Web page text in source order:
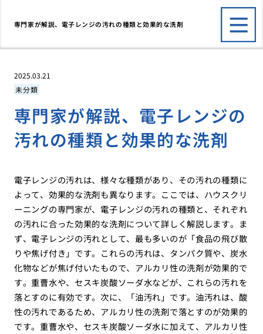
専門家が解説、電子レンジの汚れの種類と効果的な洗剤
2025.03.21
未分類
専門家が解説、電子レンジの
汚れの種類と効果的な洗剤
電子レンジの汚れは、様々な種類があり、その汚れの種類に
よって、効果的な洗剤も異なります。ここでは、ハウスクリ
ーニングの専門家が、電子レンジの汚れの種類と、それぞれ
の汚れに合った効果的な洗剤について詳しく解説します。ま
ず、電子レンジの汚れとして、最も多いのが「食品の飛び散
りや焦げ付き」です。これらの汚れは、タンパク質や、炭水
化物などが焦げ付いたもので、アルカリ性の洗剤が効果的で
す。重曹水や、セスキ炭酸ソーダ水などが、これらの汚れを
落とすのに有効です。次に、「油汚れ」です。油汚れは、酸
性の汚れであるため、アルカリ性の洗剤で落とすのが効果的
です。重曹水や、セスキ炭酸ソーダ水に加えて、アルカリ性